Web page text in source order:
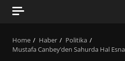
Home Haber
Politika
Mustafa Canbey’den Sahurda Hal